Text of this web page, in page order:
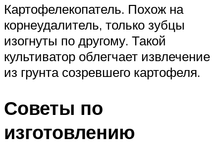
Картофелекопатель. Похож на
корнеудалитель, только зубцы
изогнуты по другому. Такой
культиватор облегчает извлечение
из грунта созревшего картофеля.
Советы по
изготовлению